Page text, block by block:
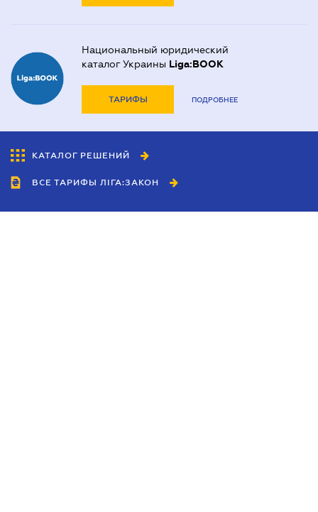
Национальный юридический
каталог Украины Liga:BOOK
ТАРИФЫ ПОДРОБНЕЕ
КАТАЛОГ РЕШЕНИЙ
ВСЕ ТАРИФЫ ЛІГА:ЗАКОН